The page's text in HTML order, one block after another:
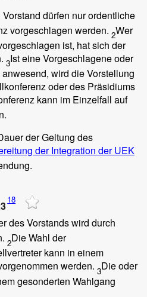
dürfen nur ordentliche
vorgeschlagen werden. 2Wer
ist, hat sich der
3Ist eine Vorgeschlagene oder
wird die Vorstellung
oder des Präsidiums
kann im Einzelfall auf
der Geltung des
der Integration der UEK
18
des Vorstands wird durch
2Die Wahl der
kann in einem
werden. 3Die oder
gesonderten Wahlgang